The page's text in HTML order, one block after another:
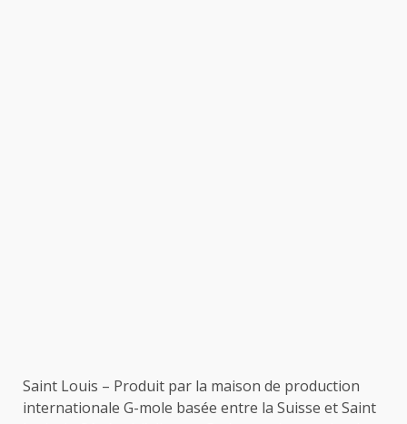
Saint Louis – Produit par la maison de production
internationale G-mole basée entre la Suisse et Saint